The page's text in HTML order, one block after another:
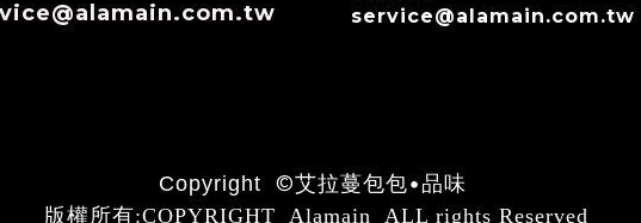
service@alamain.com.tw
Copyright ©艾拉蔓包包•品味
版權所有:COPYRIGHT Alamain ALL rights Reserved